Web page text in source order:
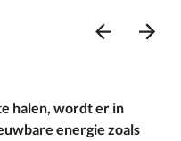
item
halen, wordt er in
energie zoals